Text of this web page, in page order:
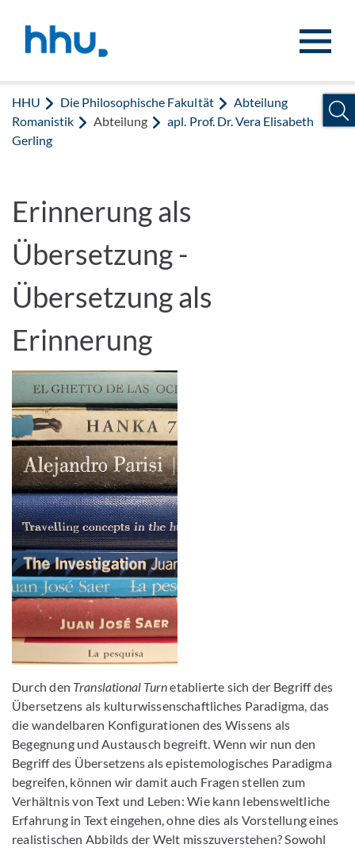
HHU Die Philosophische Fakultät
Abteilung
Romanistik
Abteilung
apl. Prof. Dr. Vera Elisabeth
Gerling
Erinnerung als
Übersetzung -
Übersetzung als
Erinnerung
Durch den Translational Turnetablierte sich der Begriff des
Übersetzens als kulturwissenschaftliches Paradigma, das
die wandelbaren Konfigurationen des Wissens als
Begegnung und Austausch begreift. Wenn wir nun den
Begriff des Übersetzens als epistemologisches Paradigma
begreifen, können wir damit auch Fragen stellen zum
Verhältnis von Text und Leben: Wie kann lebensweltliche
Erfahrung in Text eingehen, ohne dies als Vorstellung eines
realistischen Abbilds der Welt misszuverstehen? Sowohl